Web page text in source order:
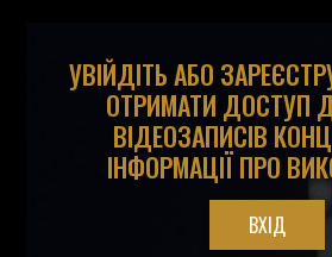
УВІЙДІТЬ АБО
ОТРИМАТИ ДОСТУП
ВІДЕОЗАПИСІВ
ІНФОРМАЦІЇ ПРО
ВХІД